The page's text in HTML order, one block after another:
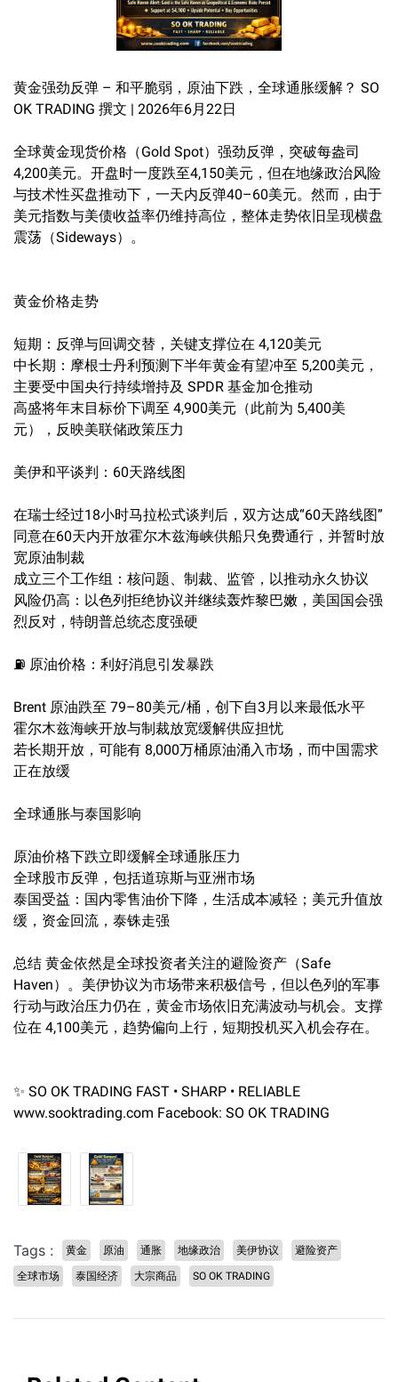
黄金强劲反弹 – 和平脆弱，原油下跌，全球通胀缓解？ SO
OK TRADING 撰文 | 2026年6月22日
全球黄金现货价格（Gold Spot）强劲反弹，突破每盎司
4,200美元。开盘时一度跌至4,150美元，但在地缘政治风险
与技术性买盘推动下，一天内反弹40–60美元。然而，由于
美元指数与美债收益率仍维持高位，整体走势依旧呈现横盘
震荡（Sideways）。
黄金价格走势
短期：反弹与回调交替，关键支撑位在 4,120美元
中长期：摩根士丹利预测下半年黄金有望冲至 5,200美元，
主要受中国央行持续增持及 SPDR 基金加仓推动
高盛将年末目标价下调至 4,900美元（此前为 5,400美
元），反映美联储政策压力
美伊和平谈判：60天路线图
在瑞士经过18小时马拉松式谈判后，双方达成“60天路线图”
同意在60天内开放霍尔木兹海峡供船只免费通行，并暂时放
宽原油制裁
成立三个工作组：核问题、制裁、监管，以推动永久协议
风险仍高：以色列拒绝协议并继续轰炸黎巴嫩，美国国会强
烈反对，特朗普总统态度强硬
⛽ 原油价格：利好消息引发暴跌
Brent 原油跌至 79–80美元/桶，创下自3月以来最低水平
霍尔木兹海峡开放与制裁放宽缓解供应担忧
若长期开放，可能有 8,000万桶原油涌入市场，而中国需求
正在放缓
全球通胀与泰国影响
原油价格下跌立即缓解全球通胀压力
全球股市反弹，包括道琼斯与亚洲市场
泰国受益：国内零售油价下降，生活成本减轻；美元升值放
缓，资金回流，泰铢走强
总结 黄金依然是全球投资者关注的避险资产（Safe
Haven）。美伊协议为市场带来积极信号，但以色列的军事
行动与政治压力仍在，黄金市场依旧充满波动与机会。支撑
位在 4,100美元，趋势偏向上行，短期投机买入机会存在。
✨ SO OK TRADING FAST • SHARP • RELIABLE
www.sooktrading.com Facebook: SO OK TRADING
Tags : 黄金 原油 通胀 地缘政治 美伊协议 避险资产
全球市场 泰国经济 大宗商品 SO OK TRADING